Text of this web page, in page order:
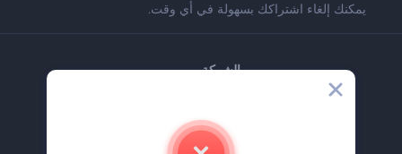
يمكنك إلغاء اشتراكك بسهولة في أي وقت.
الشركة
اتصل بنا